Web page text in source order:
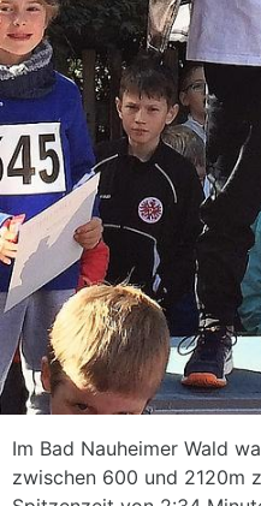
Im Bad Nauheimer Wald
zwischen 600 und 2120m